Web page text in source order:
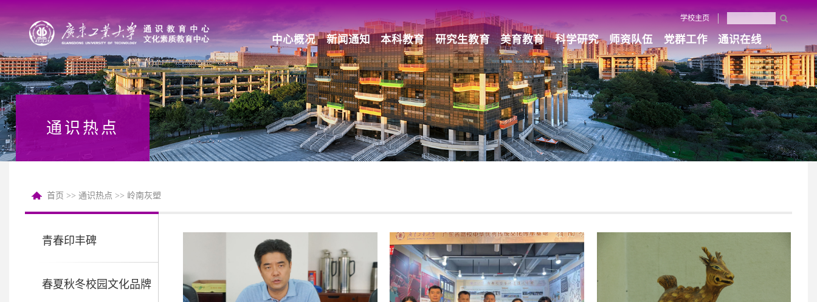
学校主页
中心概况 新闻通知 本科教育 研究生教育 美育教育 科学研究 师资队伍 党群工作 通识在线
通识热点
首页 >>通识热点 >> 岭南灰塑
青春印丰碑
春夏秋冬校园文化品牌